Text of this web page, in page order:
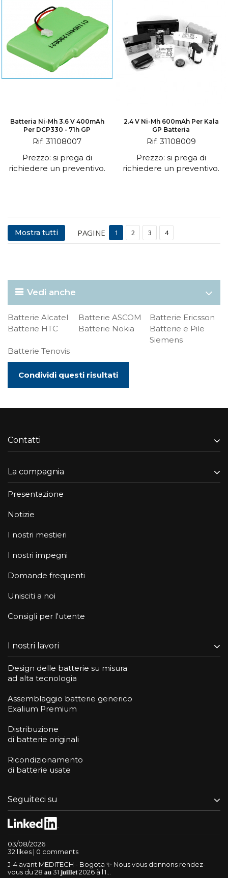
Batteria Ni-Mh 3.6 V 400mAh
Per DCP330 - 71h GP
Rif. 31108007
Prezzo: si prega di
richiedere un preventivo.
2.4 V Ni-Mh 600mAh Per Kala
GP Batteria
Rif. 31108009
Prezzo: si prega di
richiedere un preventivo.
Mostra tutti PAGINE 1 2 3 4
Vedi anche
Batterie Alcatel Batterie ASCOM
Batterie Ericsson
Batterie HTC
Batterie Nokia
Batterie e Pile
Siemens
Batterie Tenovis
Condividi questi risultati
Contatti
La compagnia
Presentazione
Notizie
I nostri mestieri
I nostri impegni
Domande frequenti
Unisciti a noi
Consigli per l'utente
I nostri lavori
Design delle batterie su misura
ad alta tecnologia
Assemblaggio batterie generico
Exalium Premium
Distribuzione
di batterie originali
Ricondizionamento
di batterie usate
Seguiteci su
03/08/2026
32 likes | 0 comments
J-4 avant MEDITECH - Bogota ✨ Nous vous donnons rendez-
vous du 28 𝐚𝐮 31 𝐣𝐮𝐢𝐥𝐥𝐞𝐭 2026 à l'I...